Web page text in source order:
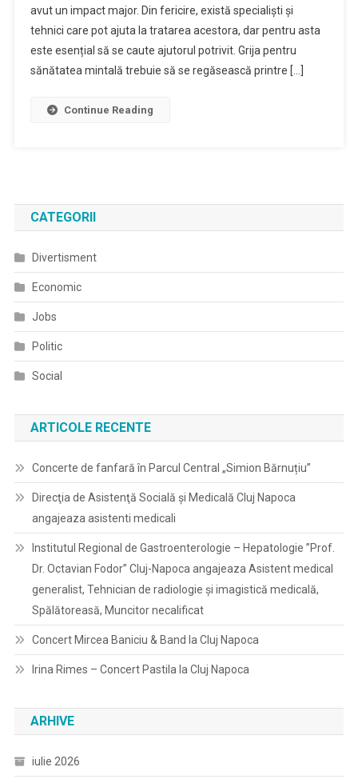
avut un impact major. Din fericire, există specialiști și
tehnici care pot ajuta la tratarea acestora, dar pentru asta
este esențial să se caute ajutorul potrivit. Grija pentru
sănătatea mintală trebuie să se regăsească printre […]
Continue Reading
CATEGORII
Divertisment
Economic
Jobs
Politic
Social
ARTICOLE RECENTE
Concerte de fanfară în Parcul Central „Simion Bărnuțiu”
Direcţia de Asistenţă Socială şi Medicală Cluj Napoca
angajeaza asistenti medicali
Institutul Regional de Gastroenterologie – Hepatologie ”Prof.
Dr. Octavian Fodor” Cluj-Napoca angajeaza Asistent medical
generalist, Tehnician de radiologie și imagistică medicală,
Spălătoreasă, Muncitor necalificat
Concert Mircea Baniciu & Band la Cluj Napoca
Irina Rimes – Concert Pastila la Cluj Napoca
ARHIVE
iulie 2026